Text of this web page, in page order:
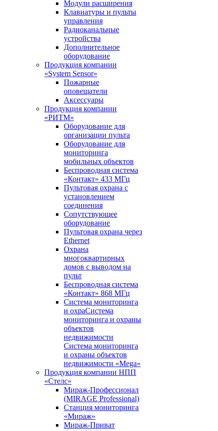
Модули расширения
Клавиатуры и пульты
управления
Радиоканальные
устройства
Дополнительное
оборудование
Продукция компании
«System Sensor»
Пожарные
оповещатели
Аксессуары
Продукция компании
«РИТМ»
Оборудование для
организации пульта
Оборудование для
мониторинга
мобильных объектов
Беспроводная система
«Контакт» 433 МГц
Пультовая охрана с
установлением
соединения
Сопутствующее
оборудование
Пультовая охрана через
Ethernet
Охрана
многоквартирных
домов с выводом на
пульт
Беспроводная система
«Контакт» 868 МГц
Система мониторинга
и охраСистема
мониторинга и охраны
объектов
недвижимости
Система мониторинга
и охраны объектов
недвижимости «Mega»
Продукция компании НПП
«Стелс»
Мираж-Профессионал
(MIRAGE Professional)
Станция мониторинга
«Мираж»
Мираж-Приват